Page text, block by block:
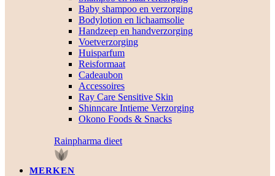
Baby shampoo en verzorging
Bodylotion en lichaamsolie
Handzeep en handverzorging
Voetverzorging
Huisparfum
Reisformaat
Cadeaubon
Accessoires
Ray Care Sensitive Skin
Shinncare Intieme Verzorging
Okono Foods & Snacks
Rainpharma dieet
MERKEN